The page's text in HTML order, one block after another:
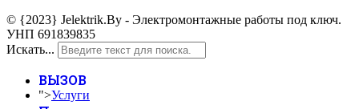
© {2023} Jelektrik.By - Электромонтажные работы под ключ.
УНП 691839835
Искать...
ВЫЗОВ
">Услуги